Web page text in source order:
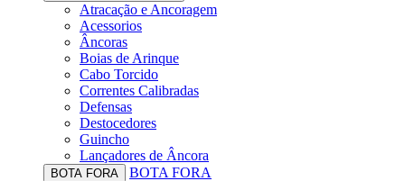
Atracação e Ancoragem
Acessorios
Âncoras
Boias de Arinque
Cabo Torcido
Correntes Calibradas
Defensas
Destocedores
Guincho
Lançadores de Âncora
BOTA FORA
BOTA FORA